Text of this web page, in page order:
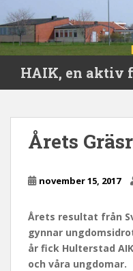
i
HAIK, en aktiv
Årets
november 15, 2017
Årets resultat från
gynnar
år fick Hulterstad
och våra ungdomar.